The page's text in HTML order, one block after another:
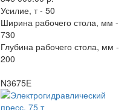
Усилие, т - 50
Ширина рабочего стола, мм -
730
Глубина рабочего стола, мм -
200
N3675E